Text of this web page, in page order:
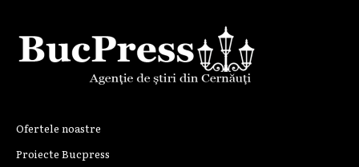
Ofertele noastre
Proiecte Bucpress